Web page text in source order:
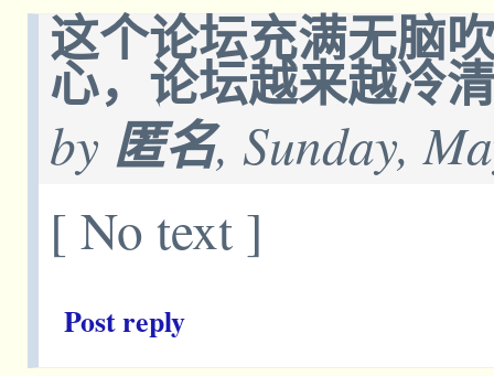
这个论坛充满无脑
心，论坛越来越冷
by 匿名, Sunday,
[ No text ]
Post reply